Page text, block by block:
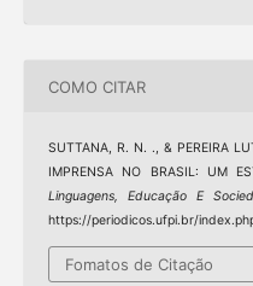
COMO CITAR
SUTTANA, R. N. ., & PEREIRA
IMPRENSA NO BRASIL: UM
Linguagens, Educação E
https://periodicos.ufpi.br/
Fomatos de Citação